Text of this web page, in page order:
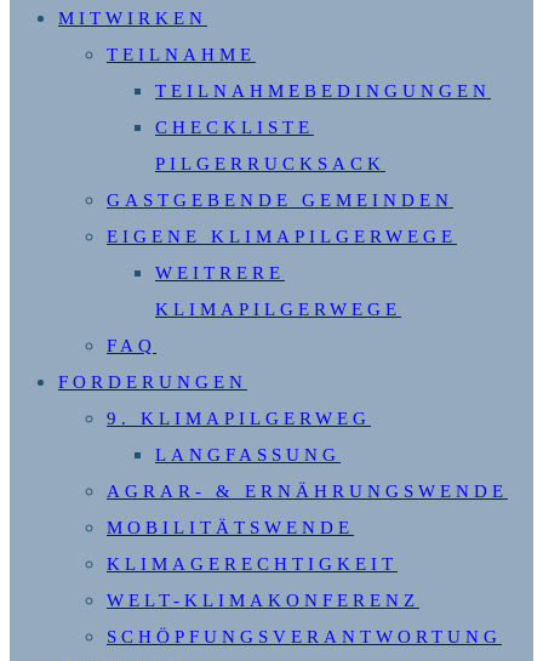
MITWIRKEN
TEILNAHME
TEILNAHMEBEDINGUNGEN
CHECKLISTE
PILGERRUCKSACK
GASTGEBENDE GEMEINDEN
EIGENE KLIMAPILGERWEGE
WEITRERE
KLIMAPILGERWEGE
FAQ
FORDERUNGEN
9. KLIMAPILGERWEG
LANGFASSUNG
AGRAR- & ERNÄHRUNGSWENDE
MOBILITÄTSWENDE
KLIMAGERECHTIGKEIT
WELT-KLIMAKONFERENZ
SCHÖPFUNGSVERANTWORTUNG